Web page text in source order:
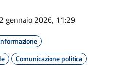
gennaio 2026, 11:29
Comunicazione politica